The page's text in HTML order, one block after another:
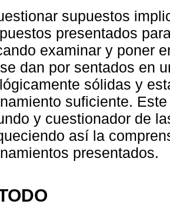
supuestos
presentados
examinar y poner
dan por sentados en
sólidas y
suficiente.
y cuestionador de
así la
presentados.